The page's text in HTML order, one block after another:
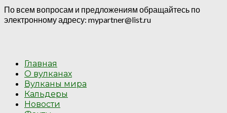
По всем вопросам и предложениям обращайтесь по
электронному адресу: mypartner@list.ru
Главная
О вулканах
Вулканы мира
Кальдеры
Новости